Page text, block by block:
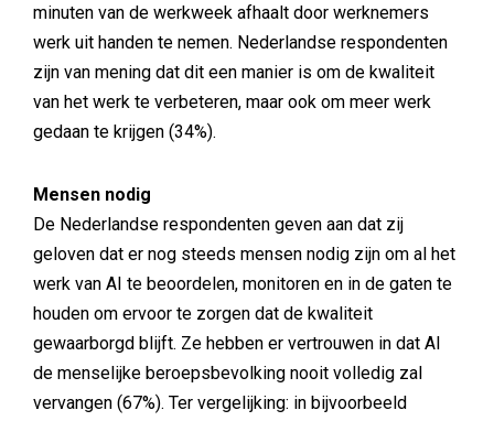
minuten van de werkweek afhaalt door werknemers
werk uit handen te nemen. Nederlandse respondenten
zijn van mening dat dit een manier is om de kwaliteit
van het werk te verbeteren, maar ook om meer werk
gedaan te krijgen (34%).
Mensen nodig
De Nederlandse respondenten geven aan dat zij
geloven dat er nog steeds mensen nodig zijn om al het
werk van AI te beoordelen, monitoren en in de gaten te
houden om ervoor te zorgen dat de kwaliteit
gewaarborgd blijft. Ze hebben er vertrouwen in dat AI
de menselijke beroepsbevolking nooit volledig zal
vervangen (67%). Ter vergelijking: in bijvoorbeeld